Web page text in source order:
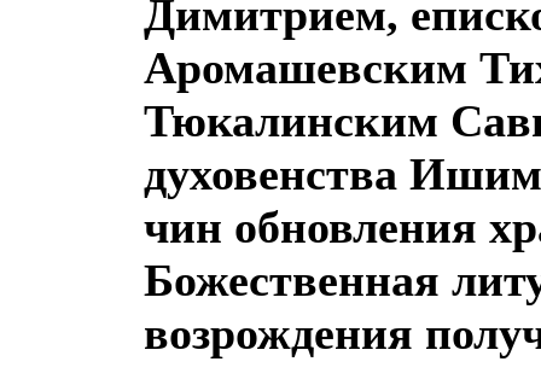
Димитрием,
Аромашевским
Тюкалинским
духовенства
чин обновления
Божественная
возрождения